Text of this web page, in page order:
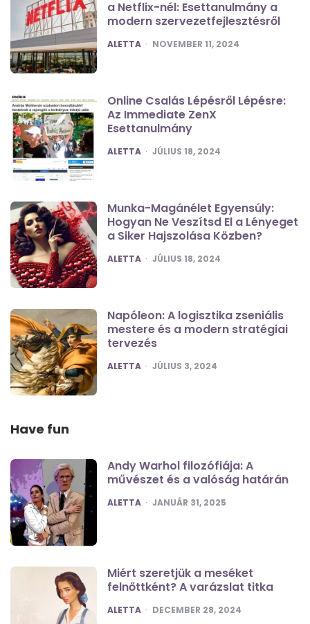
a Netflix-nél: Esettanulmány a
modern szervezetfejlesztésről
POSTED
ALETTA NOVEMBER 11, 2024
Online Csalás Lépésről Lépésre:
Az Immediate ZenX
Esettanulmány
POSTED
ALETTA JÚLIUS 18, 2024
Munka-Magánélet Egyensúly:
Hogyan Ne Veszítsd El a Lényeget
a Siker Hajszolása Közben?
POSTED
ALETTA JÚLIUS 18, 2024
Napóleon: A logisztika zseniális
mestere és a modern stratégiai
tervezés
POSTED
ALETTA JÚLIUS 3, 2024
Have fun
Andy Warhol filozófiája: A
művészet és a valóság határán
POSTED
ALETTA JANUÁR 31, 2025
Miért szeretjük a meséket
felnőttként? A varázslat titka
POSTED
ALETTA DECEMBER 28, 2024